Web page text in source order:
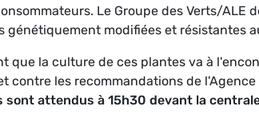
Le Groupe des Verts/ALE
génétiquement modifiées et résistantes
que la culture de ces plantes va à
contre les recommandations de
sont attendus à 15h30 devant la